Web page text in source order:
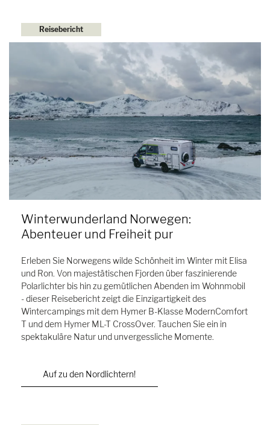
Reisebericht
Winterwunderland Norwegen:
Abenteuer und Freiheit pur
Erleben Sie Norwegens wilde Schönheit im Winter mit Elisa
und Ron. Von majestätischen Fjorden über faszinierende
Polarlichter bis hin zu gemütlichen Abenden im Wohnmobil
- dieser Reisebericht zeigt die Einzigartigkeit des
Wintercampings mit dem Hymer B-Klasse ModernComfort
T und dem Hymer ML-T CrossOver. Tauchen Sie ein in
spektakuläre Natur und unvergessliche Momente.
Auf zu den Nordlichtern!